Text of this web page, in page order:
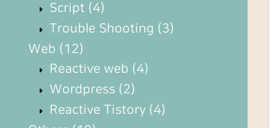
Script (4)
Trouble Shooting (3)
Web (12)
Reactive web (4)
Wordpress (2)
Reactive Tistory (4)